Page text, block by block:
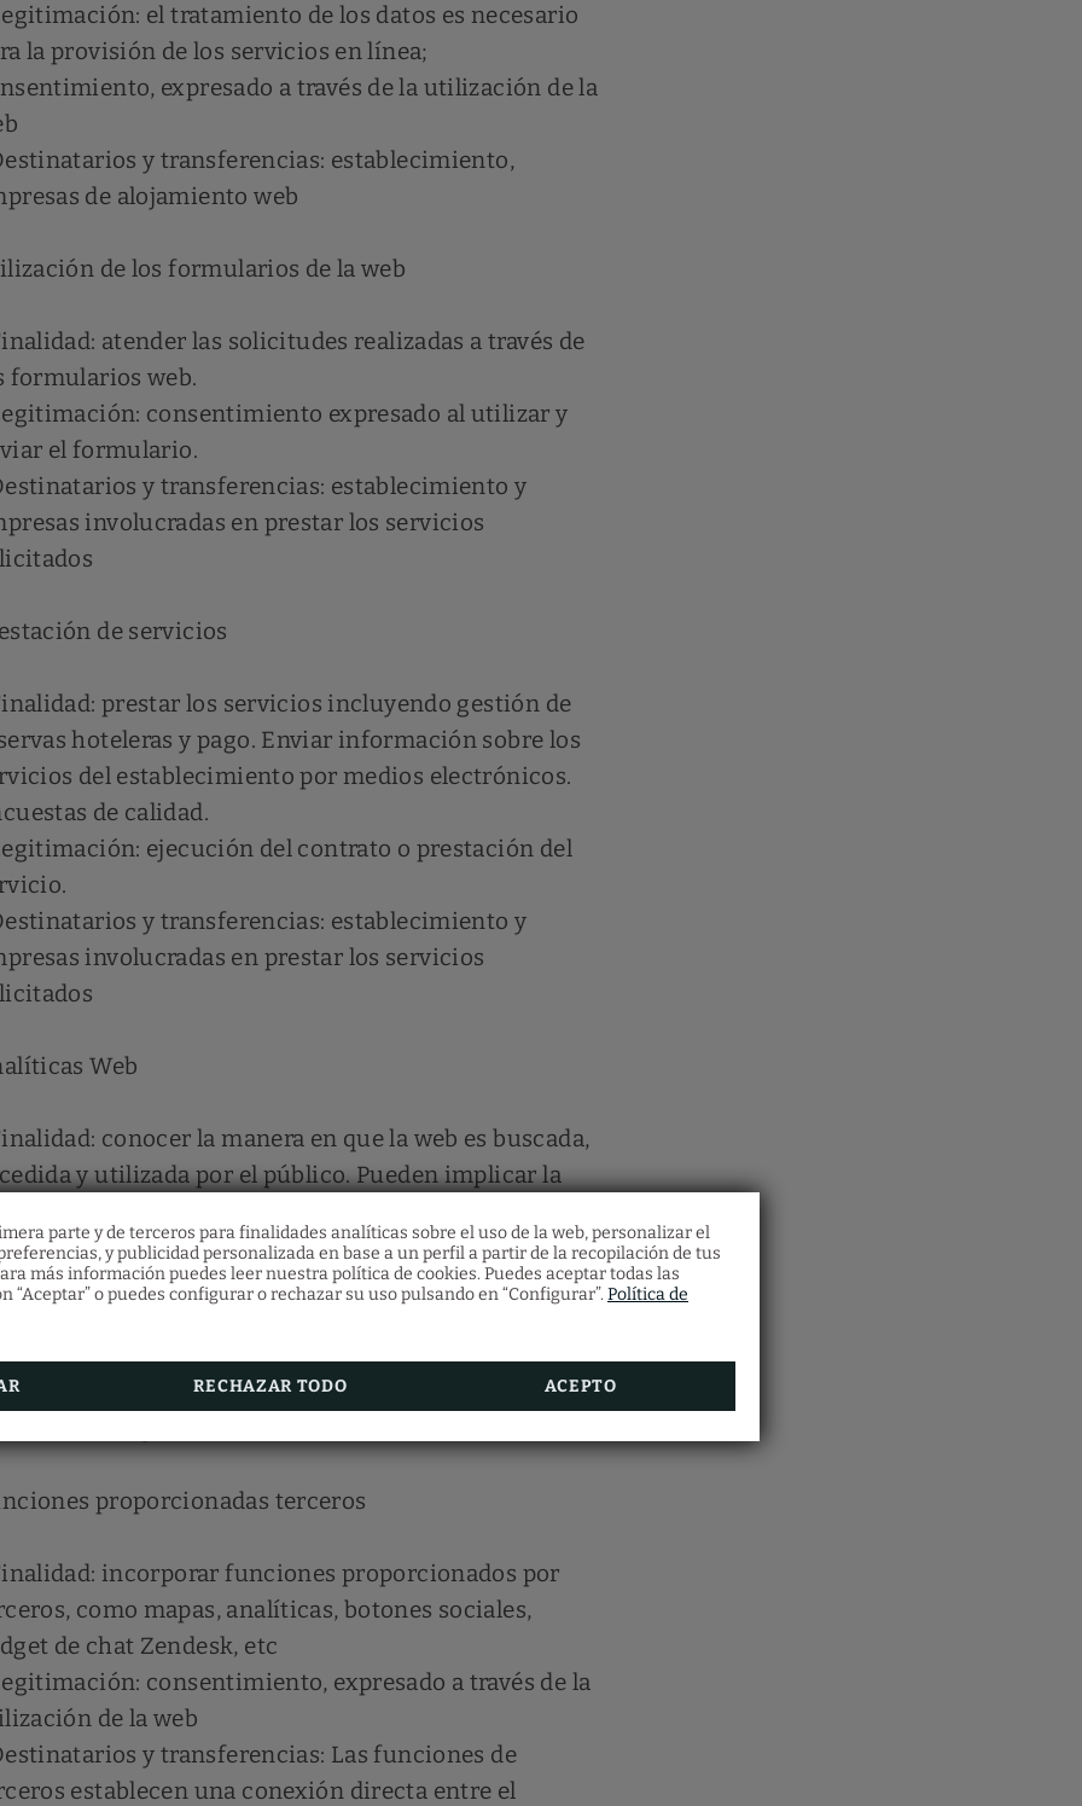
parte y de terceros para finalidades analíticas sobre el uso de la web, personalizar el
y publicidad personalizada en base a un perfil a partir de la recopilación de tus
más información puedes leer nuestra política de cookies. Puedes aceptar todas las
“Aceptar” o puedes configurar o rechazar su uso pulsando en “Configurar”. Política de
RECHAZAR TODO ACEPTO
el tratamiento de los datos es necesario
la provisión de los servicios en línea;
expresado a través de la utilización de la
y transferencias: establecimiento,
de alojamiento web
de los formularios de la web
atender las solicitudes realizadas a través de
formularios web.
consentimiento expresado al utilizar y
el formulario.
y transferencias: establecimiento y
involucradas en prestar los servicios
de servicios
prestar los servicios incluyendo gestión de
hoteleras y pago. Enviar información sobre los
del establecimiento por medios electrónicos.
de calidad.
ejecución del contrato o prestación del
y transferencias: establecimiento y
involucradas en prestar los servicios
Web
conocer la manera en que la web es buscada,
y utilizada por el público. Pueden implicar la
la dirección IP, la localización de la conexión, la
sobre el software o hardware de navegación,
consentimiento, expresado a través de la
de la web
proporcionadas terceros
incorporar funciones proporcionados por
como mapas, analíticas, botones sociales,
de chat Zendesk, etc
consentimiento, expresado a través de la
de la web
y transferencias: Las funciones de
establecen una conexión directa entre el